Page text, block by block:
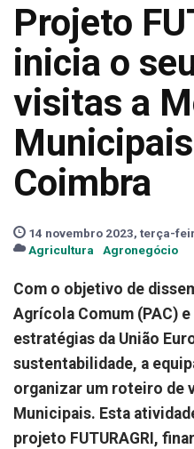
Projeto
inicia o
visitas a
Coimbra
14 novembro 2023, terça-
Agricultura
Agronegócio
Com o objetivo de
Agrícola Comum (PAC)
estratégias da União
sustentabilidade, a
organizar um roteiro de
Municipais. Esta
projeto FUTURAGRI,